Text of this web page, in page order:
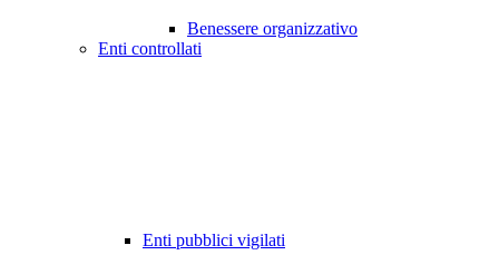
Benessere organizzativo
Enti controllati
Enti pubblici vigilati